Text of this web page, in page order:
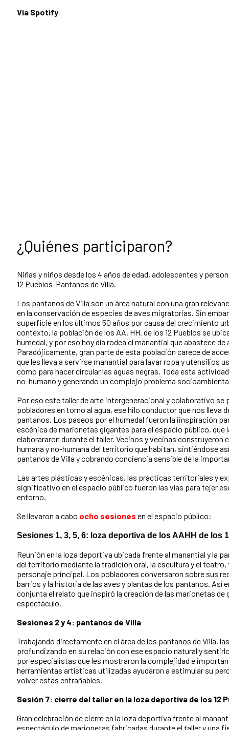
Vía Spotify
¿Quiénes participaron?
Niñas y niños desde los 4 años de edad, adolescentes y
12 Pueblos-Pantanos de Villa.
Los pantanos de Villa son un área natural con una gran
en la conservación de especies de aves migratorias. Sin
superficie en los últimos 50 años por causa del crecimiento
contexto, la población de los AA. HH. de los 12 Pueblos se
humedal, y por eso hoy día rodea el manantial que abastece
Paradójicamente, gran parte de esta población carece de
que les lleva a servirse manantial para lavar ropa y utensilios
como para hacer circular las aguas negras. Toda esta
no-humano y generando un complejo problema
Por eso este taller de arte intergeneracional y colaborativo se
pobladores en torno al agua, ese hilo conductor que nos lleva
pantanos. Los paseos por el humedal fueron la iinspiración
escénica de marionetas gigantes para el espacio público,
elaborararon durante el taller. Vecinos y vecinas
humana y no-humana del territorio que habitan, sintiéndose
pantanos de Villa y cobrando conciencia sensible de la
Las artes plásticas y escénicas, las prácticas territoriales y
significativo en el espacio público fueron las vías para tejer
entorno.
Se llevaron a cabo ocho sesiones en el espacio público:
Sesiones 1, 3, 5, 6: loza deportiva de los AAHH de los
Reunión en la loza deportiva ubicada frente al manantial y la
del territorio mediante la tradición oral, la escultura y el teatro,
personaje principal. Los pobladores conversaron sobre sus
barrios y la historia de las aves y plantas de los pantanos. Así
conjunta el relato que inspiró la creación de las marionetas de
espectáculo.
Sesiones 2 y 4: pantanos de Villa
Trabajando directamente en el área de los pantanos de Villa,
profundizando en su relación con ese espacio natural y
por especialistas que les mostraron la complejidad e
herramientas artísticas utilizadas ayudaron a estimular su
volver estas entrañables.
Sesión 7: cierre del taller en la loza deportiva de los 12
Gran celebración de cierre en la loza deportiva frente al
espectáculo de marionetas fabricadas durante el taller y una